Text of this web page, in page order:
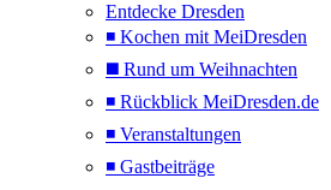
Entdecke Dresden
◾ Kochen mit MeiDresden
◼️ Rund um Weihnachten
◾ Rückblick MeiDresden.de
◾ Veranstaltungen
◾ Gastbeiträge